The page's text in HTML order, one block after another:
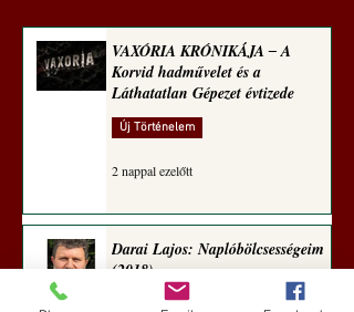
VAXÓRIA KRÓNIKÁJA ‒ A
Korvid hadművelet és a
Láthatatlan Gépezet évtizede
Új Történelem
2 nappal ezelőtt
Darai Lajos: Naplóbölcsességeim
(2018)